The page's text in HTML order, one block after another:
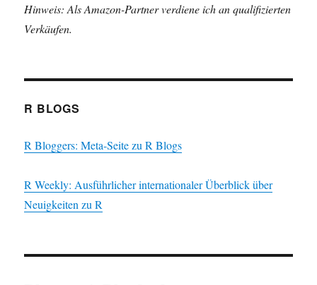
Hinweis: Als Amazon-Partner verdiene ich an qualifizierten
Verkäufen.
R BLOGS
R Bloggers: Meta-Seite zu R Blogs
R Weekly: Ausführlicher internationaler Überblick über
Neuigkeiten zu R